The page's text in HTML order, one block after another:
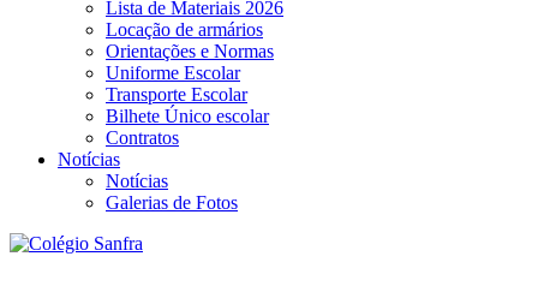
Lista de Materiais 2026
Locação de armários
Orientações e Normas
Uniforme Escolar
Transporte Escolar
Bilhete Único escolar
Contratos
Notícias
Notícias
Galerias de Fotos